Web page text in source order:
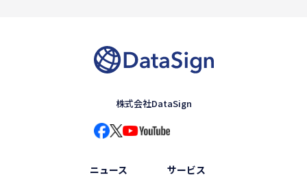
株式会社DataSign
ニュース サービス